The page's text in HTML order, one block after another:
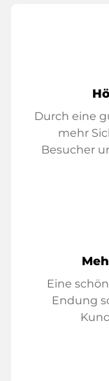
Durch eine
mehr
Besucher
Eine
Endung